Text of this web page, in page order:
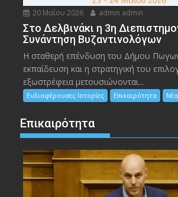
20 Μαΐου 2026 admin admin
Στο Δελβινάκι η 3η
Συνάντηση Βυζαντινολόγων
Η σταθερή επένδυση του Δήμου
εκπαίδευση και η στρατηγική του
εξωστρέφεια μετουσιώνονται...
Ενδιαφέρουσες Ιστορίες Επικαιρότητα
Επικαιρότητα